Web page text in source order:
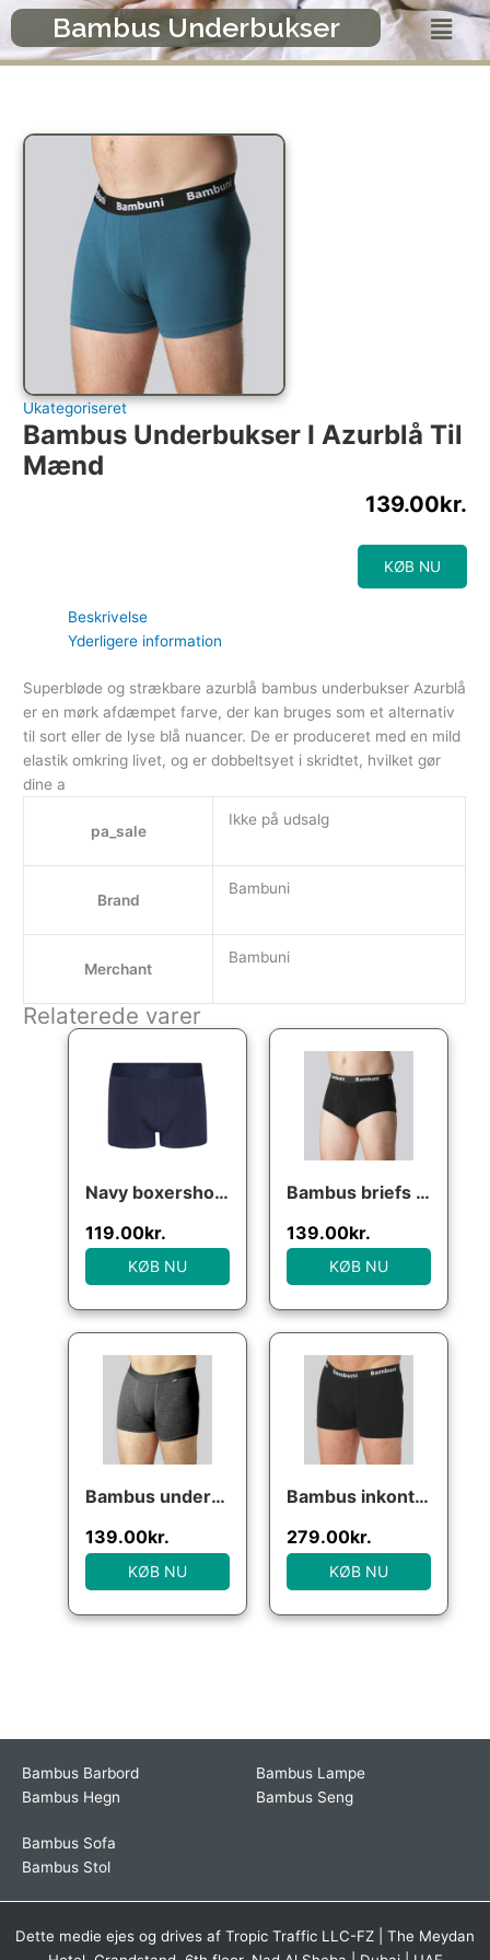
Gå
indholdet
Bambus Underbukser Menu
Ukategoriseret
Bambus Underbukser I Azurblå Til
Mænd
139.00kr.
KØB NU
Beskrivelse
Yderligere information
Superbløde og strækbare azurblå bambus underbukser Azurblå
er en mørk afdæmpet farve, der kan bruges som et alternativ
til sort eller de lyse blå nuancer. De er produceret med en mild
elastik omkring livet, og er dobbeltsyet i skridtet, hvilket gør
dine a
pa_sale
Ikke på udsalg
Brand
Bambuni
Merchant
Bambuni
Relaterede varer
Navy boxershorts (bambus), str. XL
119.00kr.
KØB NU
Bambus briefs i sort til mænd
139.00kr.
KØB NU
Bambus underbukser i koksgrå med koksgrå elastik til mænd
139.00kr.
KØB NU
Bambus inkontinens underbukser i sort
279.00kr.
KØB NU
Bambus Barbord
Bambus Hegn
Bambus Lampe
Bambus Seng
Bambus Sofa
Bambus Stol
Dette medie ejes og drives af Tropic Traffic LLC-FZ | The Meydan